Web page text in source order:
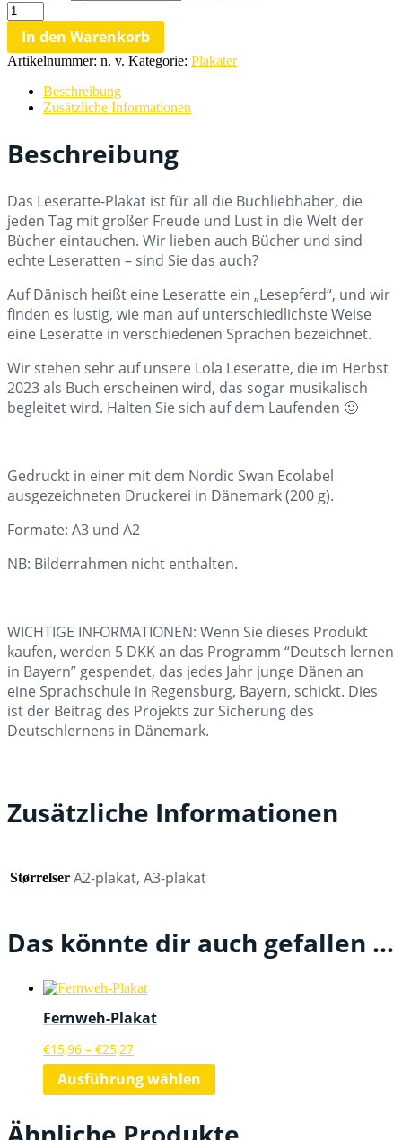
Leseratte-
Plakat
Menge
In den Warenkorb
Artikelnummer: n. v. Kategorie: Plakater
Beschreibung
Zusätzliche Informationen
Beschreibung
Das Leseratte-Plakat ist für all die Buchliebhaber, die
jeden Tag mit großer Freude und Lust in die Welt der
Bücher eintauchen. Wir lieben auch Bücher und sind
echte Leseratten – sind Sie das auch?
Auf Dänisch heißt eine Leseratte ein „Lesepferd“, und wir
finden es lustig, wie man auf unterschiedlichste Weise
eine Leseratte in verschiedenen Sprachen bezeichnet.
Wir stehen sehr auf unsere Lola Leseratte, die im Herbst
2023 als Buch erscheinen wird, das sogar musikalisch
begleitet wird. Halten Sie sich auf dem Laufenden 🙂
Gedruckt in einer mit dem Nordic Swan Ecolabel
ausgezeichneten Druckerei in Dänemark (200 g).
Formate: A3 und A2
NB: Bilderrahmen nicht enthalten.
WICHTIGE INFORMATIONEN: Wenn Sie dieses Produkt
kaufen, werden 5 DKK an das Programm “Deutsch lernen
in Bayern” gespendet, das jedes Jahr junge Dänen an
eine Sprachschule in Regensburg, Bayern, schickt. Dies
ist der Beitrag des Projekts zur Sicherung des
Deutschlernens in Dänemark.
Zusätzliche Informationen
Størrelser A2-plakat, A3-plakat
Das könnte dir auch gefallen …
Fernweh-Plakat
€15,96 – €25,27Preisspanne:
€15,96
bis
€25,27
Ausführung wählen
Dieses
Varianten